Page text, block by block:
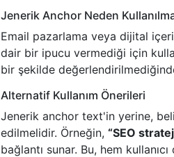
Jenerik Anchor Neden
Email pazarlama veya dijital
dair bir ipucu vermediği için
bir şekilde
Alternatif Kullanım Önerileri
Jenerik anchor text'in yerine,
edilmelidir. Örneğin, “SEO
bağlantı sunar. Bu, hem